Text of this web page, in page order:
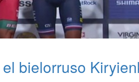
bielorruso